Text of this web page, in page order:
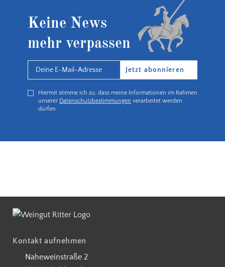
Keine News
mehr verpassen
Hiermit stimme ich zu, dass meine Informationen im Rahmen
unserer Datenschutzbestimmungen verarbeitet werden
dürfen.
Jetzt abonnieren
Kontakt aufnehmen
Naheweinstraße 2